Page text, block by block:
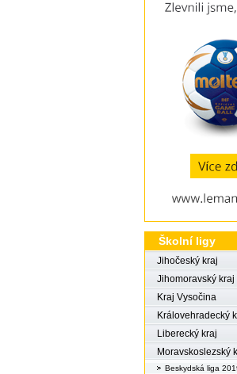
Školní ligy
Jihočeský kraj
Jihomoravský kraj
Kraj Vysočina
Královehradecký
Liberecký kraj
Moravskoslezský
Beskydská liga